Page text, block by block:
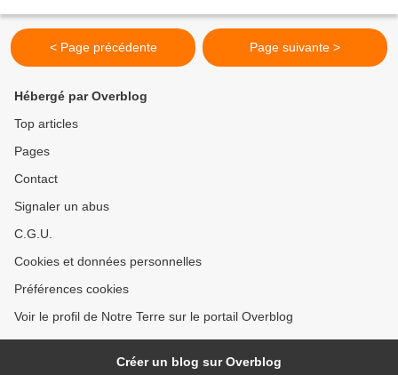
< Page précédente Page suivante >
Hébergé par Overblog
Top articles
Pages
Contact
Signaler un abus
C.G.U.
Cookies et données personnelles
Préférences cookies
Voir le profil de Notre Terre sur le portail Overblog
Créer un blog sur Overblog